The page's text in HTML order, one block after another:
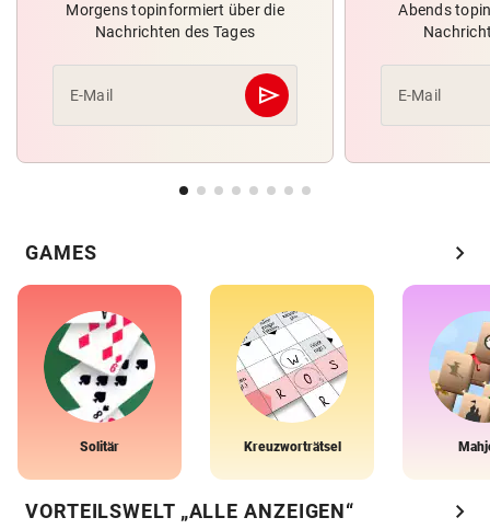
Morgens topinformiert über die
Nachrichten des Tages
E-Mail send
Abschicken
Abends
E-Mail
GAMES chevron_right
Solitär Kreuzworträtsel
VORTEILSWELT „ALLE ANZEIGEN“ chevron_right